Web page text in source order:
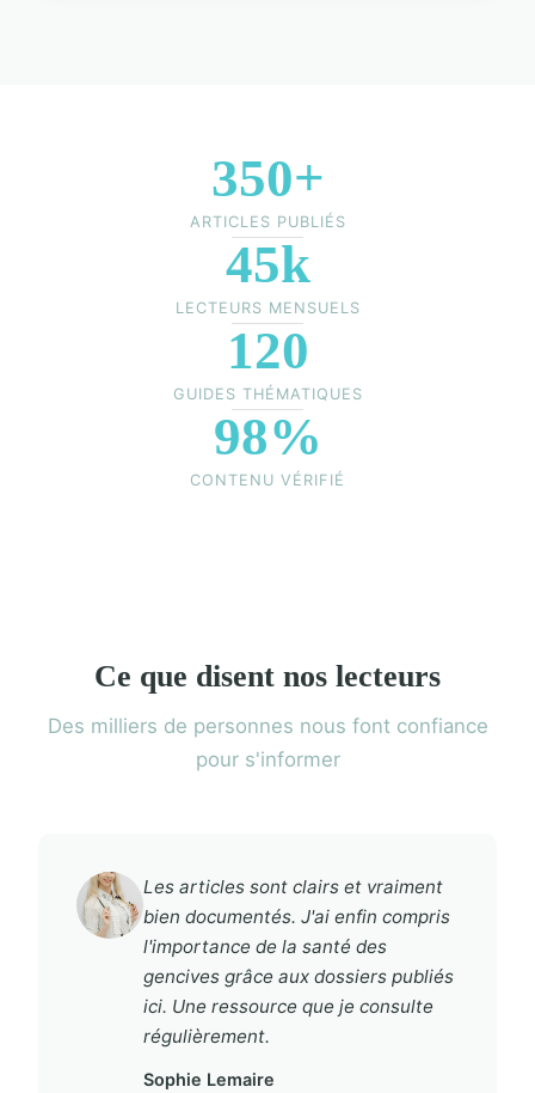
350+
ARTICLES PUBLIÉS
45k
LECTEURS MENSUELS
120
GUIDES THÉMATIQUES
98%
CONTENU VÉRIFIÉ
Ce que disent nos lecteurs
Des milliers de personnes nous font confiance
pour s'informer
Les articles sont clairs et vraiment
bien documentés. J'ai enfin compris
l'importance de la santé des
gencives grâce aux dossiers publiés
ici. Une ressource que je consulte
régulièrement.
Sophie Lemaire